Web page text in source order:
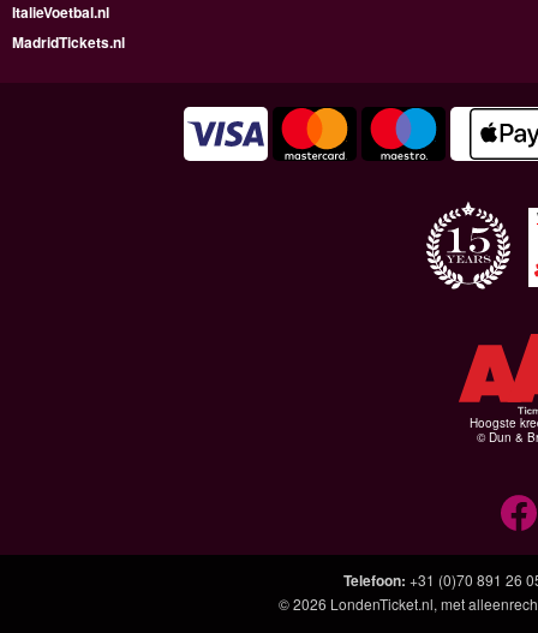
ItalieVoetbal.nl
MadridTickets.nl
Hoogste
© Dun &
Telefoon: +31 (0)70 891 26
© 2026 LondenTicket.nl, met